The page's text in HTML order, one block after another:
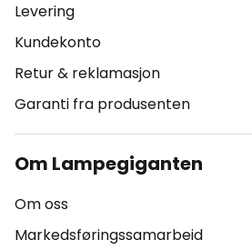
Levering
Kundekonto
Retur & reklamasjon
Garanti fra produsenten
Om Lampegiganten
Om oss
Markedsføringssamarbeid